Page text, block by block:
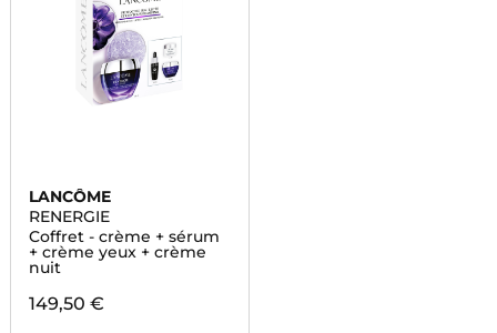
LANCÔME
RENERGIE
Coffret - crème + sérum
+ crème yeux + crème
nuit
149,50 €